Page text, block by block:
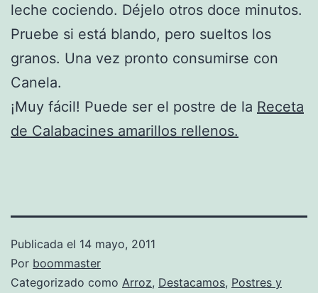
leche cociendo. Déjelo otros doce minutos.
Pruebe si está blando, pero sueltos los
granos. Una vez pronto consumirse con
Canela.
¡Muy fácil! Puede ser el postre de la Receta
de Calabacines amarillos rellenos.
Publicada el 14 mayo, 2011
Por boommaster
Categorizado como Arroz, Destacamos, Postres y